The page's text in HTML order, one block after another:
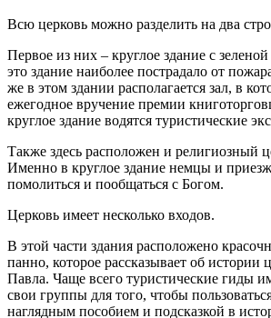
Всю церковь можно разделить на два
Первое из них – круглое здание с
это здание наиболее пострадало от
же в этом здании располагается зал, в
ежегодное вручение премии
круглое здание водятся туристические
Также здесь расположен и религиозный
Именно в круглое здание немцы и
помолиться и пообщаться с Богом.
Церковь имеет несколько входов.
В этой части здания расположено
панно, которое рассказывает об истории
Павла. Чаще всего туристические гиды
свои группы для того, чтобы
наглядным пособием и подсказкой в